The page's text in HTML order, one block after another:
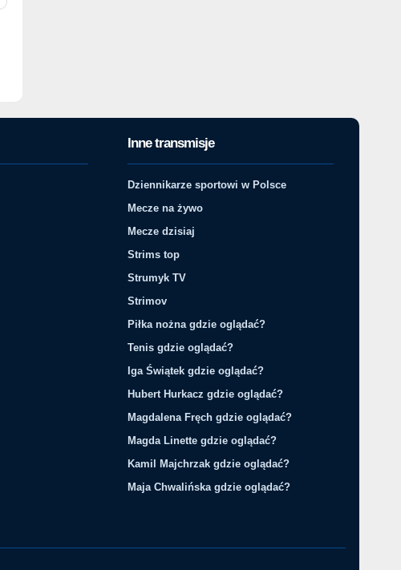
Inne transmisje
Dziennikarze sportowi w Polsce
Mecze na żywo
Mecze dzisiaj
Strims top
Strumyk TV
Strimov
Piłka nożna gdzie oglądać?
Tenis gdzie oglądać?
Iga Świątek gdzie oglądać?
Hubert Hurkacz gdzie oglądać?
Magdalena Fręch gdzie oglądać?
Magda Linette gdzie oglądać?
Kamil Majchrzak gdzie oglądać?
Maja Chwalińska gdzie oglądać?